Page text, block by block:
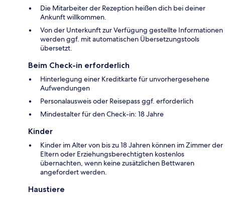
Die Mitarbeiter der Rezeption heißen dich bei deiner
Ankunft willkommen.
Von der Unterkunft zur Verfügung gestellte Informationen
werden ggf. mit automatischen Übersetzungstools
übersetzt.
Beim Check-in erforderlich
Hinterlegung einer Kreditkarte für unvorhergesehene
Aufwendungen
Personalausweis oder Reisepass ggf. erforderlich
Mindestalter für den Check-in: 18 Jahre
Kinder
Kinder im Alter von bis zu 18 Jahren können im Zimmer der
Eltern oder Erziehungsberechtigten kostenlos
übernachten, wenn keine zusätzlichen Bettwaren
angefordert werden.
Haustiere